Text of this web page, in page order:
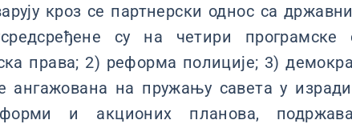
кроз се партнерски однос са
су на четири програмске
права; 2) реформа полиције; 3)
ангажована на пружању савета у
и акционих планова,